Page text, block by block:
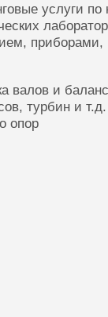
услуги
приборами,
валов и
турбин и
опор